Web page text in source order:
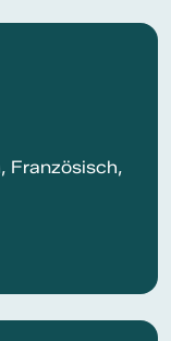
Französisch,